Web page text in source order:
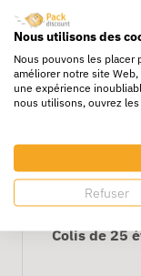
livres
Carton
Parfait
Colis de 25
Nous utilisons des
Nous pouvons les placer
améliorer notre site
une expérience
nous utilisons, ouvrez les
Refuser